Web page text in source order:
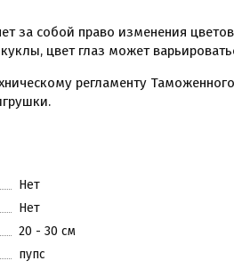
за собой право изменения
цвет глаз может
регламенту Таможенного
Нет
Нет
20 - 30 см
пупс